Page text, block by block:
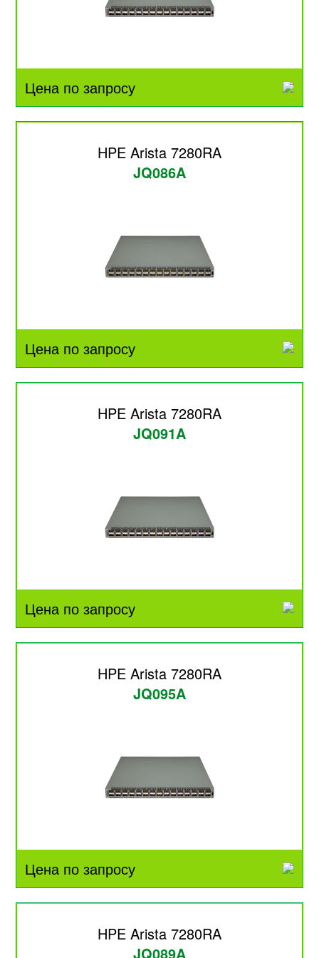
Цена по запросу
HPE Arista 7280RA
JQ086A
Цена по запросу
HPE Arista 7280RA
JQ091A
Цена по запросу
HPE Arista 7280RA
JQ095A
Цена по запросу
HPE Arista 7280RA
JQ089A